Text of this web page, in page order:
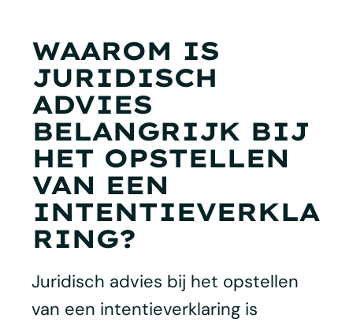
WAAROM IS
JURIDISCH
ADVIES
BELANGRIJK BIJ
HET OPSTELLEN
VAN EEN
INTENTIEVERKLA
RING?
Juridisch advies bij het opstellen
van een intentieverklaring is